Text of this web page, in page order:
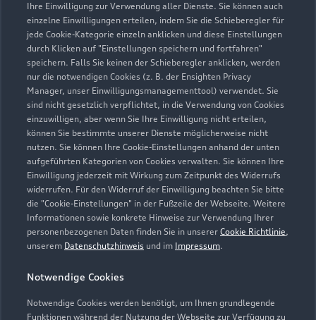
Ihre Einwilligung zur Verwendung aller Dienste. Sie können auch
einzelne Einwilligungen erteilen, indem Sie die Schieberegler für
jede Cookie-Kategorie einzeln anklicken und diese Einstellungen
durch Klicken auf "Einstellungen speichern und fortfahren"
speichern. Falls Sie keinen der Schieberegler anklicken, werden
nur die notwendigen Cookies (z. B. der Ensighten Privacy
Manager, unser Einwilligungsmanagementtool) verwendet. Sie
sind nicht gesetzlich verpflichtet, in die Verwendung von Cookies
einzuwilligen, aber wenn Sie Ihre Einwilligung nicht erteilen,
können Sie bestimmte unserer Dienste möglicherweise nicht
nutzen. Sie können Ihre Cookie-Einstellungen anhand der unten
aufgeführten Kategorien von Cookies verwalten. Sie können Ihre
Einwilligung jederzeit mit Wirkung zum Zeitpunkt des Widerrufs
widerrufen. Für den Widerruf der Einwilligung beachten Sie bitte
die "Cookie-Einstellungen" in der Fußzeile der Webseite. Weitere
Informationen sowie konkrete Hinweise zur Verwendung Ihrer
personenbezogenen Daten finden Sie in unserer Cookie Richtlinie,
unserem Datenschutzhinweis und im Impressum.
Notwendige Cookies
Notwendige Cookies werden benötigt, um Ihnen grundlegende
Funktionen während der Nutzung der Webseite zur Verfügung zu
Kontakt.avec@starke-gruppe.de
Kontaktdaten herunterladen
Öffnungszeiten
Verkauf
Geöffnet bis13:00
Service
Schließt bald12:15
Bitte beachten Sie, dass außerhalb der gesetzlichen
Probefahrt erfolgen kann.